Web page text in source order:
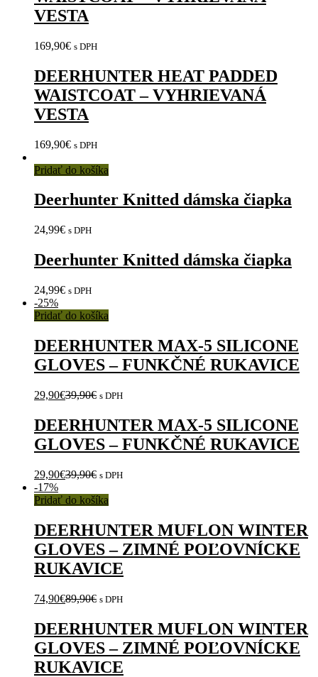
VESTA
169,90€ s DPH
DEERHUNTER HEAT PADDED
WAISTCOAT – VYHRIEVANÁ
VESTA
169,90€ s DPH
Pridať do košíka
Deerhunter Knitted dámska čiapka
24,99€ s DPH
Deerhunter Knitted dámska čiapka
24,99€ s DPH
-25%
Pridať do košíka
DEERHUNTER MAX-5 SILICONE
GLOVES – FUNKČNÉ RUKAVICE
29,90€39,90€ s DPH
DEERHUNTER MAX-5 SILICONE
GLOVES – FUNKČNÉ RUKAVICE
29,90€39,90€ s DPH
-17%
Pridať do košíka
DEERHUNTER MUFLON WINTER
GLOVES – ZIMNÉ POĽOVNÍCKE
RUKAVICE
74,90€89,90€ s DPH
DEERHUNTER MUFLON WINTER
GLOVES – ZIMNÉ POĽOVNÍCKE
RUKAVICE